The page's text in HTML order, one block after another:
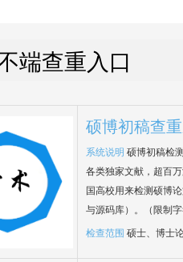
端查重入口
硕博初稿查
系统说明 硕博初稿检
各类独家文献，超百
国高校用来检测硕博
与源码库）。（限制字
检查范围 硕士、博士